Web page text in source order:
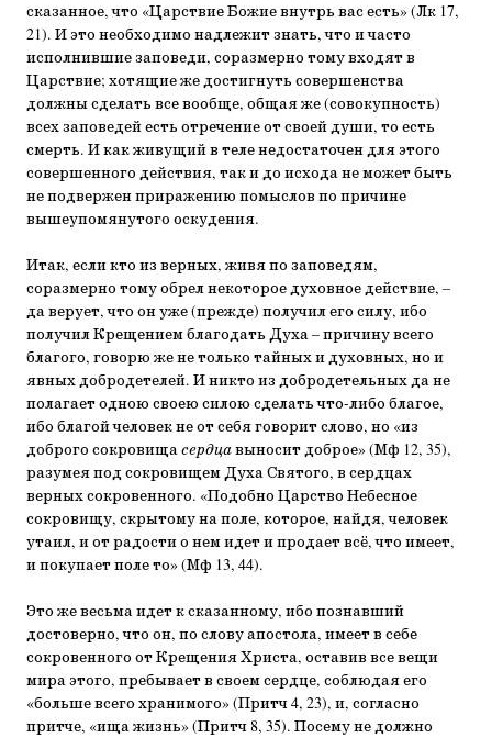
сказанное, что «Царствие Божие внутрь вас есть» (Лк 17,
21). И это необходимо надлежит знать, что и часто
исполнившие заповеди, соразмерно тому входят в
Царствие; хотящие же достигнуть совершенства
должны сделать все вообще, общая же (совокупность)
всех заповедей есть отречение от своей души, то есть
смерть. И как живущий в теле недостаточен для этого
совершенного действия, так и до исхода не может быть
не подвержен приражению помыслов по причине
вышеупомянутого оскудения.
Итак, если кто из верных, живя по заповедям,
соразмерно тому обрел некоторое духовное действие, –
да верует, что он уже (прежде) получил его силу, ибо
получил Крещением благодать Духа – причину всего
благого, говорю же не только тайных и духовных, но и
явных добродетелей. И никто из добродетельных да не
полагает одною своею силою сделать что-либо благое,
ибо благой человек не от себя говорит слово, но «из
доброго сокровищасердцавыносит доброе» (Мф 12, 35),
разумея под сокровищем Духа Святого, в сердцах
верных сокровенного. «Подобно Царство Небесное
сокровищу, скрытому на поле, которое, найдя, человек
утаил, и от радости о нем идет и продает всё, что имеет,
и покупает поле то» (Мф 13, 44).
Это же весьма идет к сказанному, ибо познавший
достоверно, что он, по слову апостола, имеет в себе
сокровенного от Крещения Христа, оставив все вещи
мира этого, пребывает в своем сердце, соблюдая его
«больше всего хранимого» (Притч 4, 23), и, согласно
притче, «ища жизнь» (Притч 8, 35). Посему не должно